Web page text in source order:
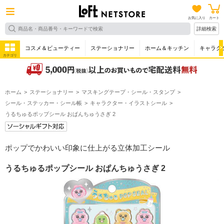
お気に入り カート
詳細検索
カテゴリ
コスメ＆ビューティー ステーショナリー ホーム＆キッチン キャラク
ホーム ステーショナリー
マスキングテープ・シール・スタンプ
シール・ステッカー・シール帳
キャラクター・イラストシール
うるちゅるポップシール おぱんちゅうさぎ 2
ポップでかわいい印象に仕上がる立体加工シール
うるちゅるポップシール おぱんちゅうさぎ 2